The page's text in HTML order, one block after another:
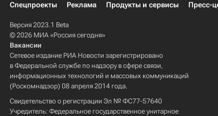
Спецпроекты
Реклама Продукты и сервисы Пресс-
Версия 2023.1 Beta
© 2026 МИА «Россия сегодня»
Вакансии
Сетевое издание РИА Новости зарегистрировано
в Федеральной службе по надзору в сфере связи,
информационных технологий и массовых коммуникаций
(Роскомнадзор) 08 апреля 2014 года.
Свидетельство о регистрации Эл № ФС77-57640
Учредитель: Федеральное государственное унитарное